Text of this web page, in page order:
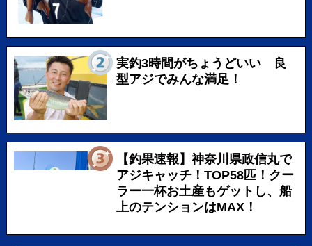
実釣3時間がちょうどいい 良
型アジでみんな満足！
【釣果速報】神奈川県政信丸で
アジキャッチ！TOP58匹！クー
ラー一杯お土産もゲットし、船
上のテンションはMAX！